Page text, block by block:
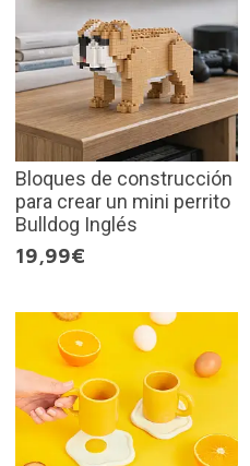
Bloques de construcción
para crear un mini perrito
Bulldog Inglés
19,99€